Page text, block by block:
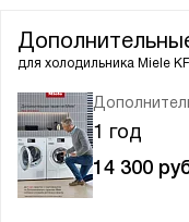
для холодильника Miele
1 год
14 300